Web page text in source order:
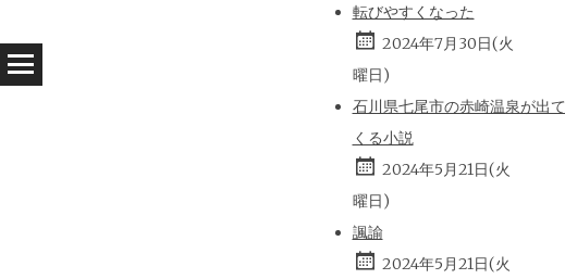
転びやすくなった
2024年7月30日(火
曜日)
石川県七尾市の赤崎温泉が出て
くる小説
2024年5月21日(火
曜日)
諷諭
2024年5月21日(火